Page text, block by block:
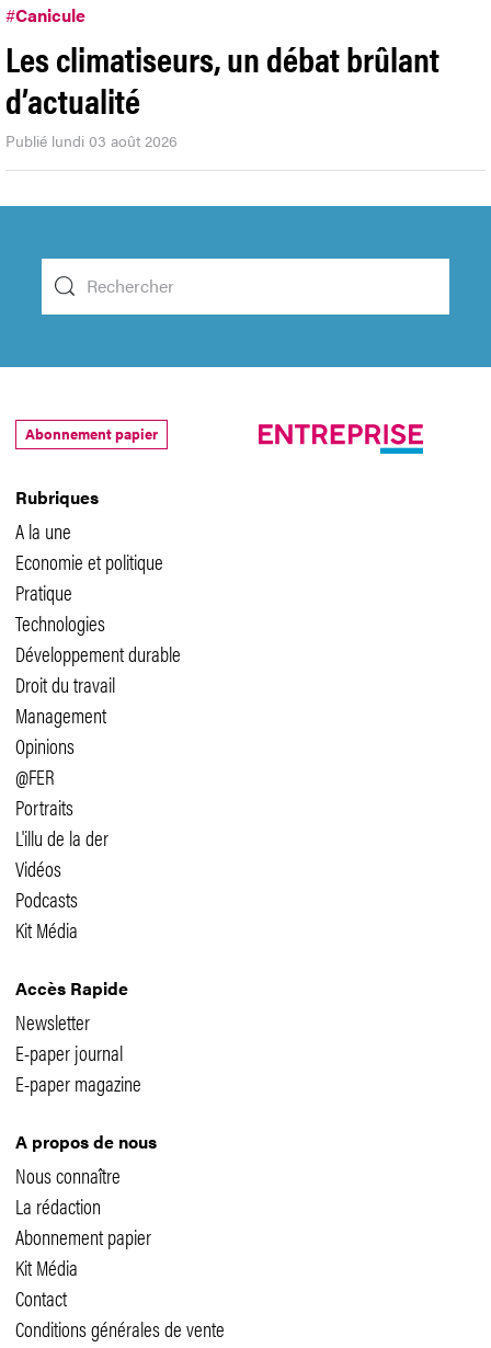
#Canicule
Les climatiseurs, un débat brûlant
d’actualité
Publié lundi 03 août 2026
Rubriques
A la une
Economie et politique
Pratique
Technologies
Développement durable
Droit du travail
Management
Opinions
@FER
Portraits
L'illu de la der
Vidéos
Podcasts
Kit Média
Accès Rapide
Newsletter
E-paper journal
E-paper magazine
A propos de nous
Nous connaître
La rédaction
Abonnement papier
Kit Média
Contact
Conditions générales de vente
Abonnement papier